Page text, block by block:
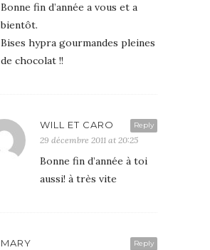
Bonne fin d’année a vous et a
bientôt.
Bises hypra gourmandes pleines
de chocolat !!
Reply
WILL ET CARO
29 décembre 2011 at 20:25
Bonne fin d’année à toi
aussi! à très vite
Reply
MARY